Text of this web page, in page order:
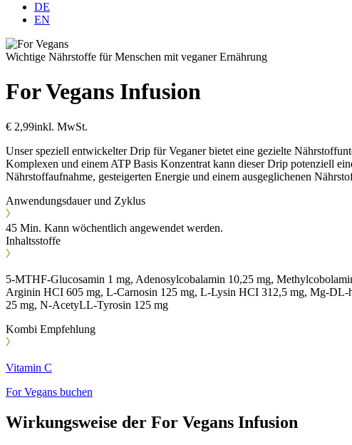
DE
EN
Wichtige Nährstoffe für Menschen mit veganer Ernährung
For Vegans Infusion
€ 2,99inkl. MwSt.
Unser speziell entwickelter Drip für Veganer bietet eine gezielte
Komplexen und einem ATP Basis Konzentrat kann dieser Drip potenziell
Nährstoffaufnahme, gesteigerten Energie und einem ausgeglichenen
Anwendungsdauer und Zyklus
45 Min. Kann wöchentlich angewendet werden.
Inhaltsstoffe
5-MTHF-Glucosamin 1 mg, Adenosylcobalamin 10,25 mg,
Arginin HCI 605 mg, L-Carnosin 125 mg, L-Lysin HCI 312,5 mg, Mg-
25 mg, N-AcetyLL-Tyrosin 125 mg
Kombi Empfehlung
Vitamin C
For Vegans buchen
Wirkungsweise der For Vegans Infusion